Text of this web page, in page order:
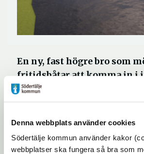
Denna webbplats använder cookies
Södertälje kommun använder kakor
webbplatser ska fungera så bra som
En ny, fast högre bro som
fritidsbåtar att komma in i
Det är det alternativ av ny
som ska fortsätta utredas,
Det har länge funnits en